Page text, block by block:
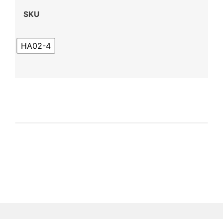
SKU
HA02-4